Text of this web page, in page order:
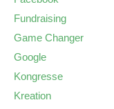
Fundraising
Game Changer
Google
Kongresse
Kreation